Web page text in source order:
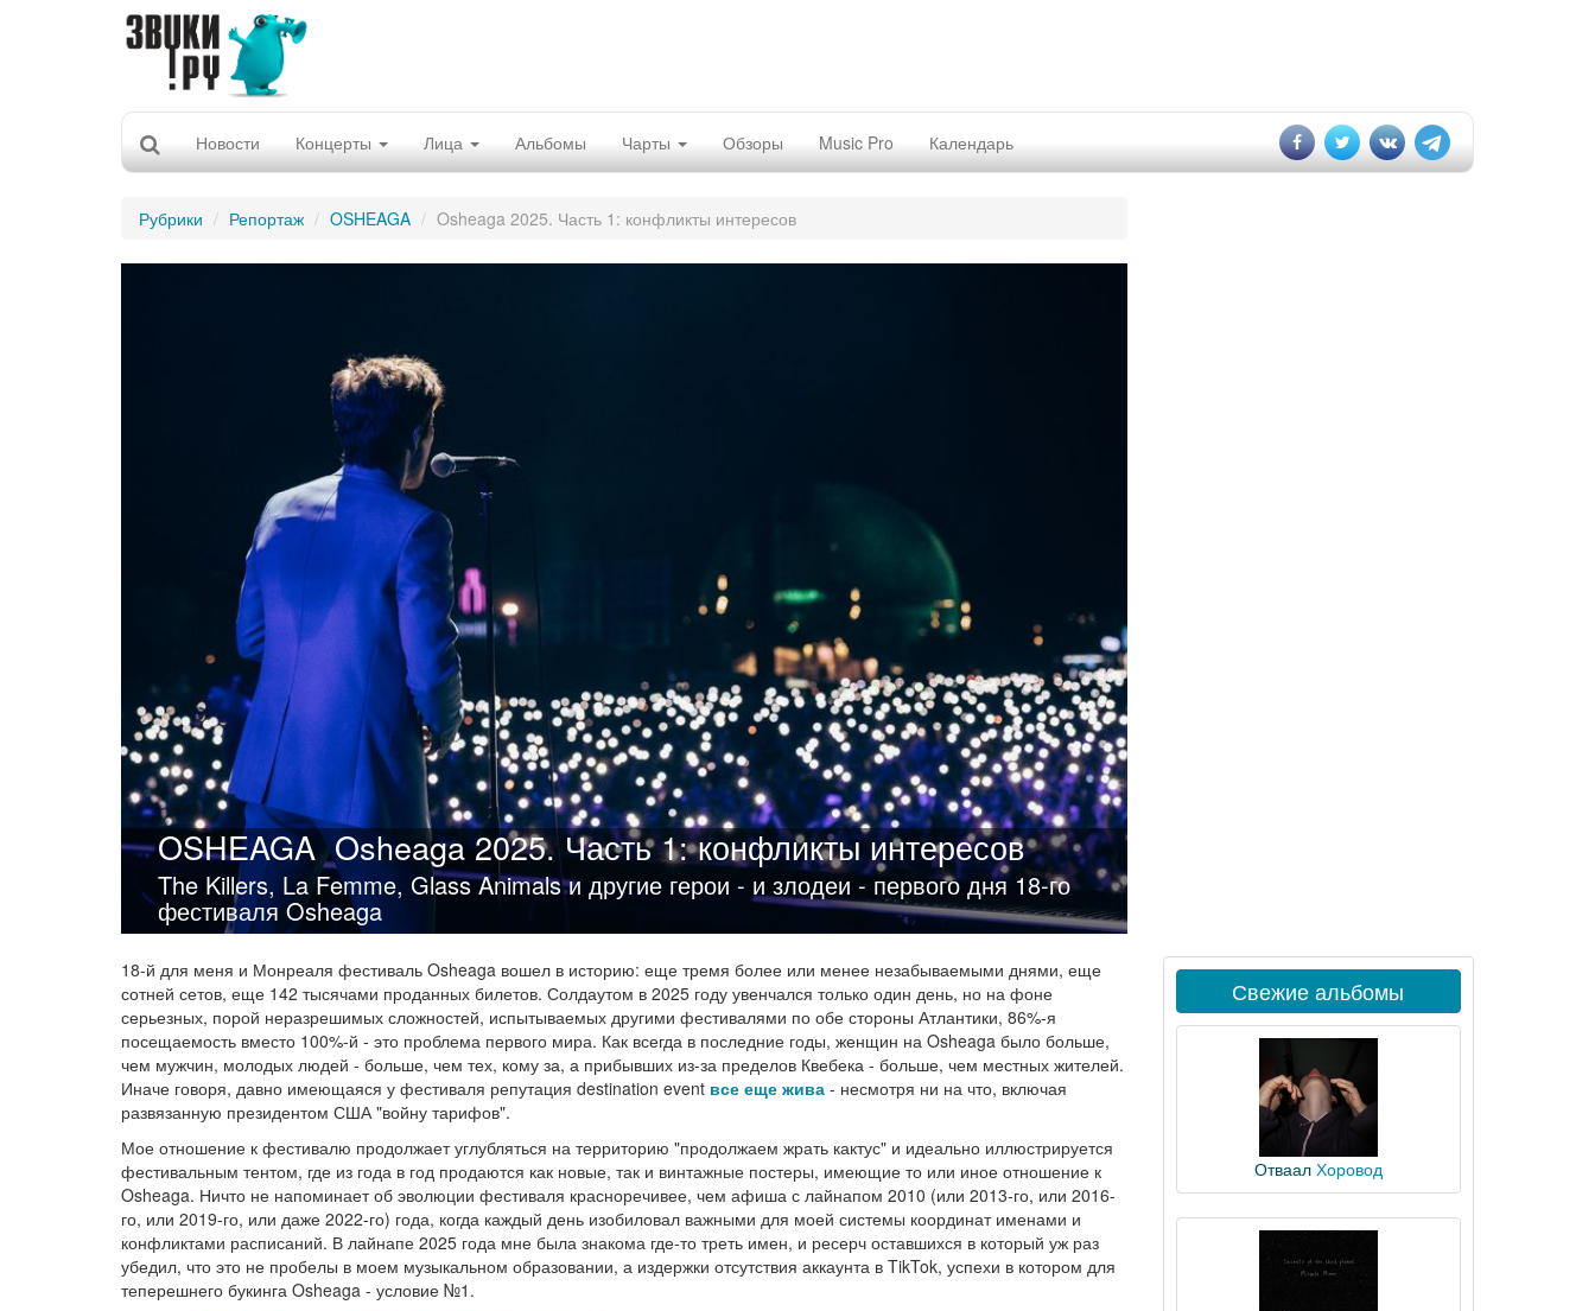
Новости Концерты Лица Альбомы Чарты Обзоры Music Pro Календарь
Рубрики Репортаж OSHEAGA Osheaga 2025. Часть 1: конфликты интересов
OSHEAGA Osheaga 2025. Часть 1: конфликты интересов
The Killers, La Femme, Glass Animals и другие герои - и злодеи - первого дня 18-го
фестиваля Osheaga
18-й для меня и Монреаля фестиваль Osheaga вошел в историю: еще тремя более или менее незабываемыми днями, еще
сотней сетов, еще 142 тысячами проданных билетов. Солдаутом в 2025 году увенчался только один день, но на фоне
серьезных, порой неразрешимых сложностей, испытываемых другими фестивалями по обе стороны Атлантики, 86%-я
посещаемость вместо 100%-й - это проблема первого мира. Как всегда в последние годы, женщин на Osheaga было больше,
чем мужчин, молодых людей - больше, чем тех, кому за, а прибывших из-за пределов Квебека - больше, чем местных жителей.
Иначе говоря, давно имеющаяся у фестиваля репутация destination event все еще жива - несмотря ни на что, включая
развязанную президентом США "войну тарифов".
Мое отношение к фестивалю продолжает углубляться на территорию "продолжаем жрать кактус" и идеально иллюстрируется
фестивальным тентом, где из года в год продаются как новые, так и винтажные постеры, имеющие то или иное отношение к
Osheaga. Ничто не напоминает об эволюции фестиваля красноречивее, чем афиша с лайнапом 2010 (или 2013-го, или 2016-
го, или 2019-го, или даже 2022-го) года, когда каждый день изобиловал важными для моей системы координат именами и
конфликтами расписаний. В лайнапе 2025 года мне была знакома где-то треть имен, и ресерч оставшихся в который уж раз
убедил, что это не пробелы в моем музыкальном образовании, а издержки отсутствия аккаунта в TikTok, успехи в котором для
теперешнего букинга Osheaga - условие №1.
Свежие альбомы
Отваал Хоровод